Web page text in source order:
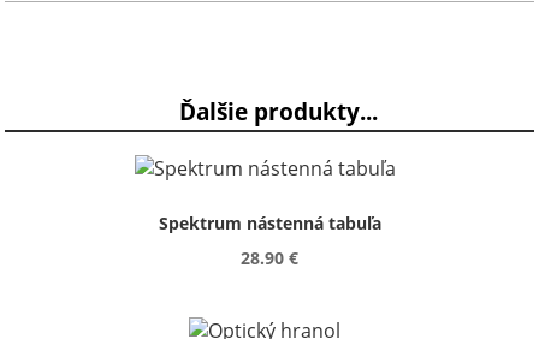
Ďalšie produkty...
Spektrum nástenná tabuľa
28.90 €